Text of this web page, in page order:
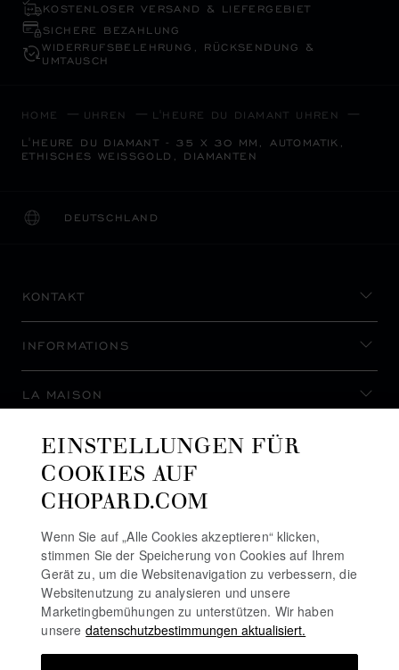
KOSTENLOSER VERSAND & LIEFERGEBIET
SICHERE BEZAHLUNG
WIDERRUFS­BELEHRUNG, RÜCKSENDUNG &
UMTAUSCH
HOME UHREN L'HEURE DU DIAMANT UHREN
L'HEURE DU DIAMANT - 35 X 30 MM, AUTOMATIK,
ETHISCHES WEISSGOLD, DIAMANTEN
DEUTSCHLAND
LOKALISIERUNG (LAND ÄNDERN)
LAND ÄNDERN
KONTAKT
INFORMATIONS
LA MAISON
AUF DEM LAUFENDEN BLEIBEN
NEWSLETTER ABONNIEREN
EINSTELLUNGEN FÜR
COOKIES AUF
CHOPARD.COM
Wenn Sie auf „Alle Cookies akzeptieren“ klicken,
stimmen Sie der Speicherung von Cookies auf Ihrem
Gerät zu, um die Websitenavigation zu verbessern, die
Websitenutzung zu analysieren und unsere
Marketingbemühungen zu unterstützen. Wir haben
unsere datenschutzbestimmungen aktualisiert.